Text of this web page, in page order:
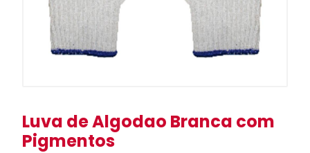
Luva de Algodao Branca com
Pigmentos